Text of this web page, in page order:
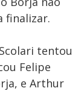
finalizar.
tentou
Felipe
e Arthur